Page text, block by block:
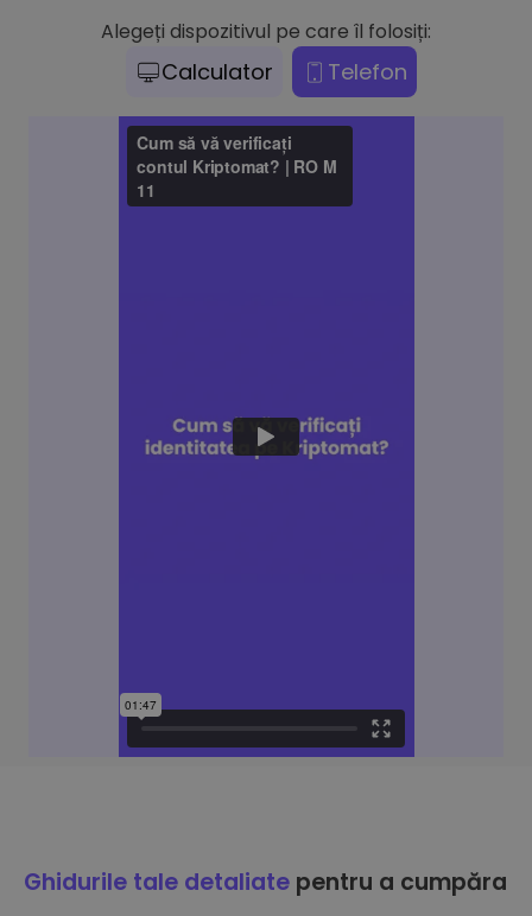
Alegeți dispozitivul pe care îl folosiți:
Calculator Telefon
Ghidurile tale detaliate pentru a cumpăra